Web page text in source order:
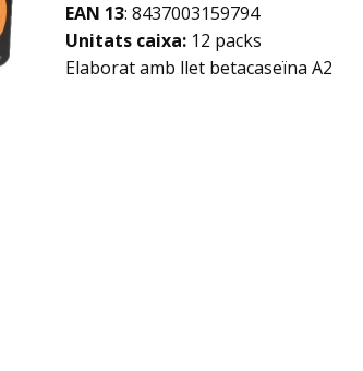
EAN 13: ​​​​​8437003159794
Unitats caixa: 12 packs
Elaborat amb llet betacaseïna A2